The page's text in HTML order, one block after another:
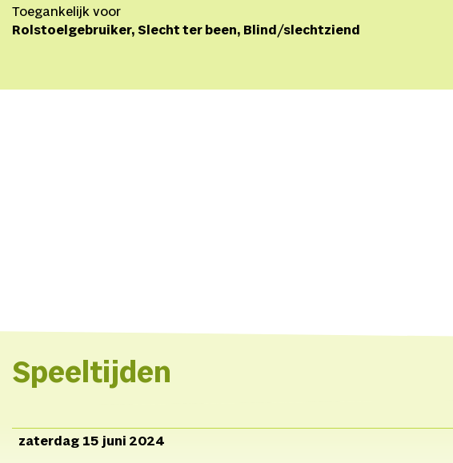
Toegankelijk voor
Rolstoelgebruiker, Slecht ter been, Blind/slechtziend
Speeltijden
zaterdag 15 juni 2024